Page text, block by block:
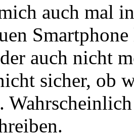
auch mal
auch nicht
sicher, ob